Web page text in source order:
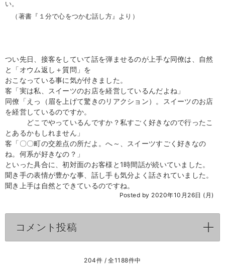
い。
（著書『１分で心をつかむ話し方』より）
つい先日、接客をしていて話を弾ませるのが上手な同僚は、自然
と「オウム返し＋質問」を
おこなっている事に気が付きました。
客「実は私、スイーツのお店を経営しているんだよね」
同僚「えっ（眉を上げて驚きのリアクション）。スイーツのお店
を経営しているのですか。
どこでやっているんですか？私すごく好きなので行ったこ
とあるかもしれません」
客「〇〇町の交差点の所だよ。へ～、スイーツすごく好きなの
ね。何系が好きなの？」
といった具合に、初対面のお客様と1時間話が続いていました。
聞き手の表情が豊かな事、話し手も気分よく話されていました。
聞き上手は自然とできているのですね。
Posted by 2020年10月26日 (月)
コメント投稿
204件 / 全1188件中